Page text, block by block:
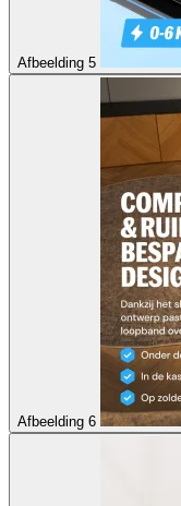
Afbeelding 5
Afbeelding 6